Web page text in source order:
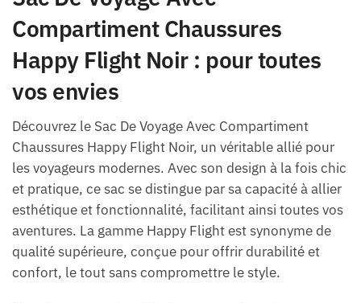
Compartiment Chaussures
Happy Flight Noir : pour toutes
vos envies
Découvrez le Sac De Voyage Avec Compartiment
Chaussures Happy Flight Noir, un véritable allié pour
les voyageurs modernes. Avec son design à la fois chic
et pratique, ce sac se distingue par sa capacité à allier
esthétique et fonctionnalité, facilitant ainsi toutes vos
aventures. La gamme Happy Flight est synonyme de
qualité supérieure, conçue pour offrir durabilité et
confort, le tout sans compromettre le style.